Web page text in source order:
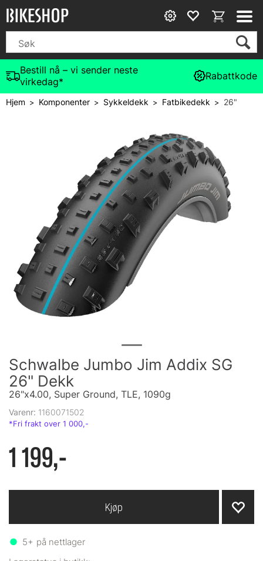
Bestill nå – vi sender neste
virkedag*
Rabattkode
Hjem> Komponenter> Sykkeldekk> Fatbikedekk> 26"
Schwalbe Jumbo Jim Addix SG
26" Dekk
26"x4.00, Super Ground, TLE, 1090g
Varenr: 1160071502
1 199,-
5+ på nettlager
Kjøp